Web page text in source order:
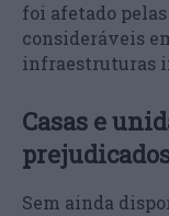
foi afetado
consideráveis
infraestruturas
Casas e
Sem ainda